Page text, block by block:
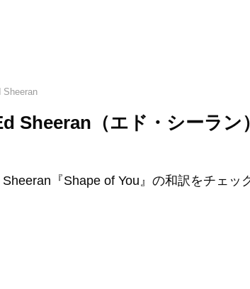
Sheeran
Sheeran（エド・シーラン
『Shape of You』の和訳をチェッ